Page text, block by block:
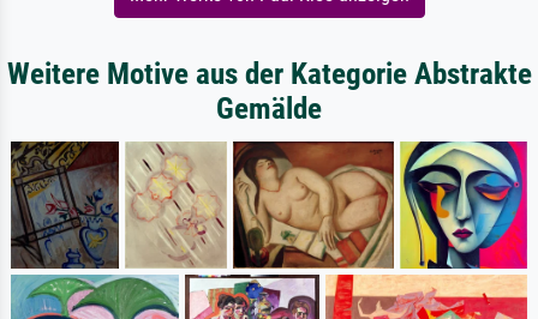
Weitere Motive aus der Kategorie Abstrakte
Gemälde